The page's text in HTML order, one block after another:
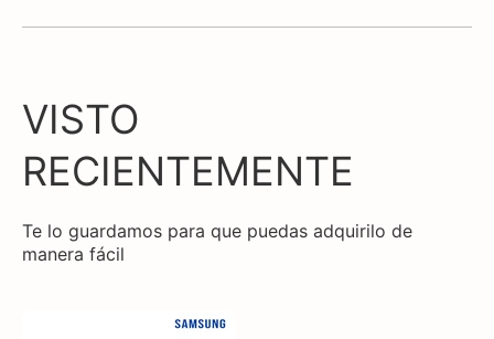
VISTO
RECIENTEMENTE
Te lo guardamos para que puedas adquirilo de
manera fácil